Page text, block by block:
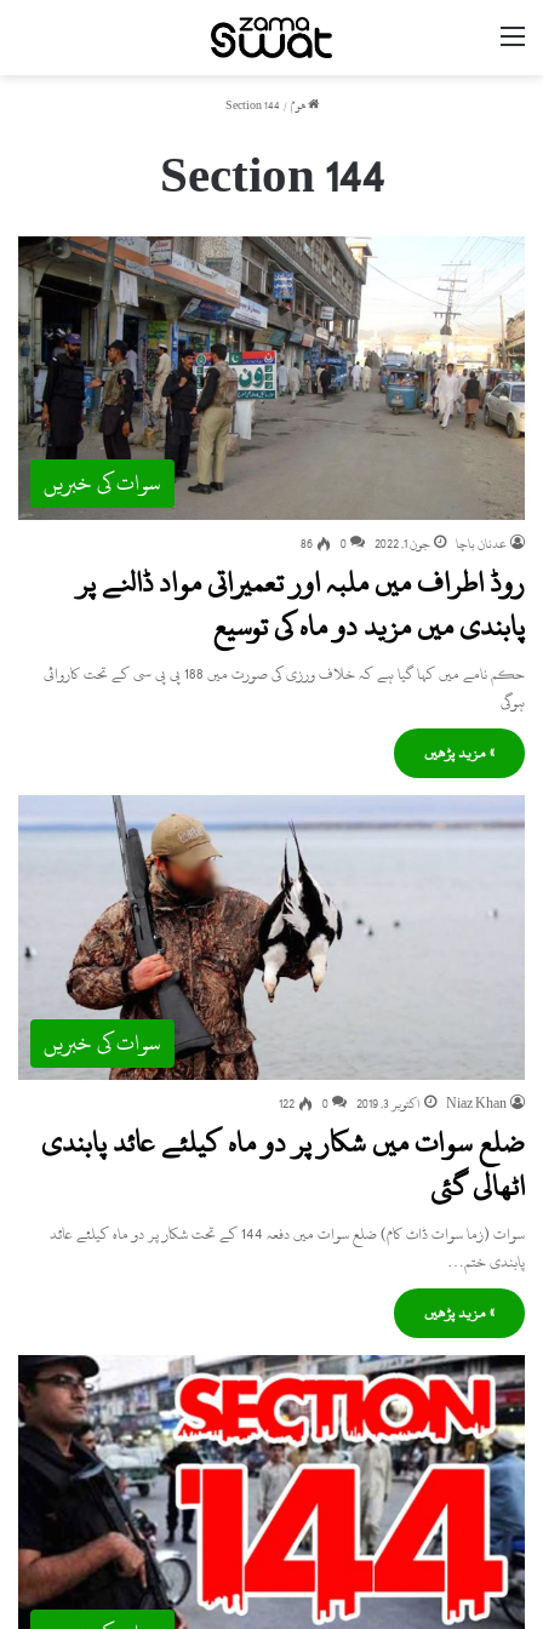
ھوم /
Section 144
Section 144
سوات کی خبریں
عدنان باچا جون 1, 2022 0
86
روڈ اطراف میں ملبہ اور تعمیراتی مواد ڈالنے پر
پابندی میں مزید دو ماہ کی توسیع
حکم نامے میں کہا گیا ہے کہ خلاف ورزی کی صورت میں 188 پی پی سی کے تحت کاروائی
ہوگی
» مزید پڑھیں
سوات کی خبریں
Niaz Khan اکتوبر 3, 2019 0
122
ضلع سوات میں شکار پر دو ماہ کیلئے عائد پابندی
اٹھالی گئی
سوات (زما سوات ڈاٹ کام) ضلع سوات میں دفعہ 144 کے تحت شکار پر دو ماہ کیلئے عائد
پابندی ختم…
» مزید پڑھیں